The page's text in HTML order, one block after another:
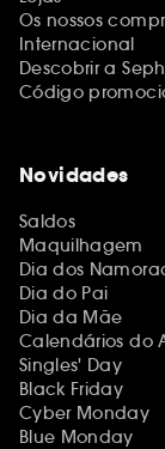
Os nossos
Internacional
Descobrir a
Código
Novidades
Saldos
Maquilhagem
Dia dos
Dia do Pai
Dia da Mãe
Calendários do
Singles' Day
Black Friday
Cyber Monday
Blue Monday